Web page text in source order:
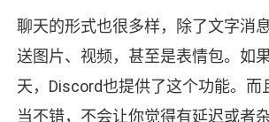
聊天的形式也很多样，除了文字消
送图片、视频，甚至是表情包。如
天，Discord也提供了这个功能。而
当不错，不会让你觉得有延迟或者杂